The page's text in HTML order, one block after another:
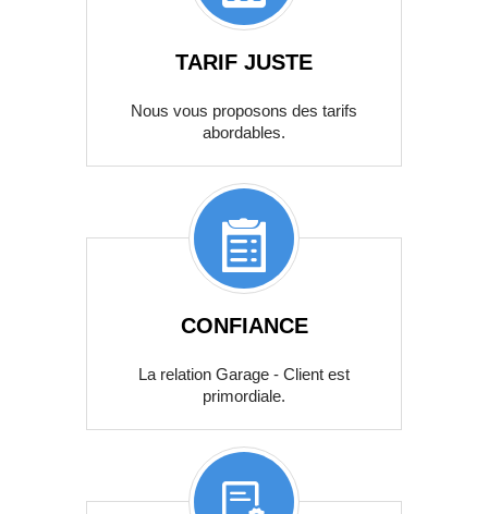
TARIF JUSTE
Nous vous proposons des tarifs
abordables.
CONFIANCE
La relation Garage - Client est
primordiale.